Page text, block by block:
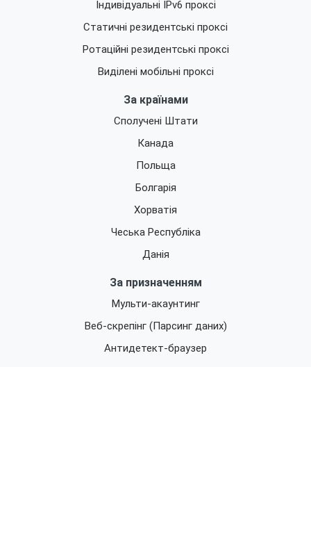
Індивідуальні IPv6 проксі
Статичні резидентські проксі
Ротаційні резидентські проксі
Виділені мобільні проксі
За країнами
Сполучені Штати
Канада
Польща
Болгарія
Хорватія
Чеська Республіка
Данія
За призначенням
Мульти-акаунтинг
Веб-скрепінг (Парсинг даних)
Антидетект-браузер